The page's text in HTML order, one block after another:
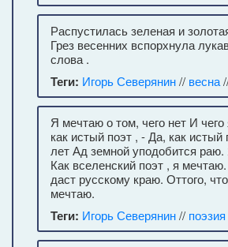
Распустилась зеленая и
Грез весенних вспорхнула
слова .
Теги: Игорь Северянин// весна
Я мечтаю о том, чего нет И
как истый поэт , - Да, как
лет Ад земной уподобится
Как вселенский поэт , я
даст русскому краю. Оттого,
мечтаю.
Теги: Игорь Северянин//